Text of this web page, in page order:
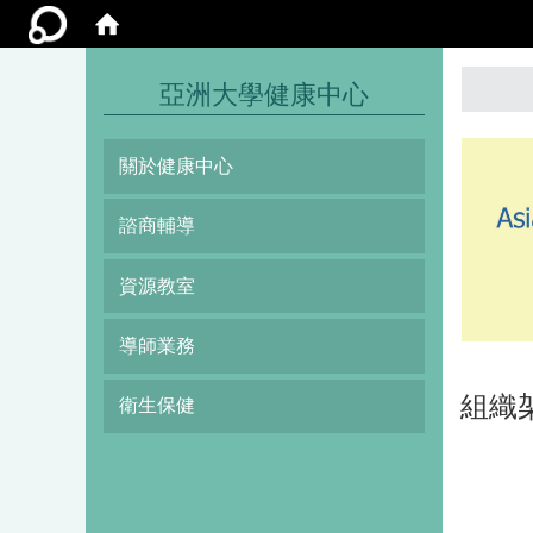
亞洲大學健康中心
關於健康中心
諮商輔導
資源教室
導師業務
衛生保健 組織